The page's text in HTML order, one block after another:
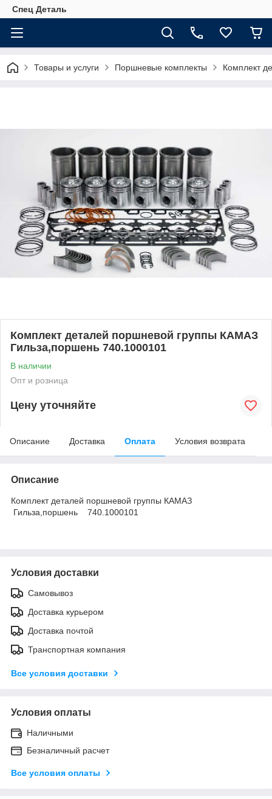
Спец Деталь
Товары и услуги Поршневые комплекты Комплект
Комплект деталей поршневой группы КАМАЗ
Гильза,поршень 740.1000101
В наличии
Опт и розница
Цену уточняйте
Описание Доставка Оплата Условия возврата
Описание
Комплект деталей поршневой группы КАМАЗ
Гильза,поршень 740.1000101
Условия доставки
Самовывоз
Доставка курьером
Доставка почтой
Транспортная компания
Все условия доставки
Условия оплаты
Наличными
Безналичный расчет
Все условия оплаты